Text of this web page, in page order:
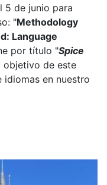
5 de junio para
"Methodology
Language
por título "Spice
objetivo de este
idiomas en nuestro